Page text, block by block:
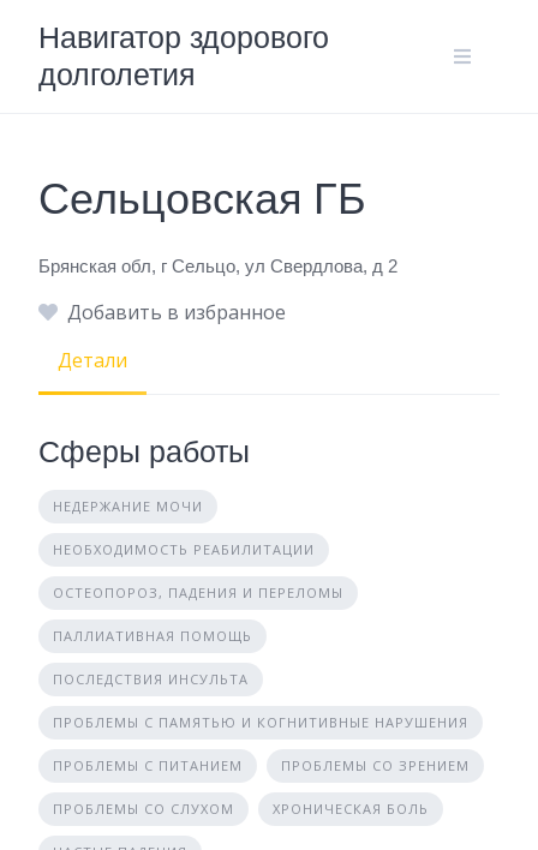
content
Навигатор здорового
долголетия
Сельцовская ГБ
Брянская обл, г Сельцо, ул Свердлова, д 2
Добавить в избранное
Детали
Сферы работы
НЕДЕРЖАНИЕ МОЧИ
НЕОБХОДИМОСТЬ РЕАБИЛИТАЦИИ
ОСТЕОПОРОЗ, ПАДЕНИЯ И ПЕРЕЛОМЫ
ПАЛЛИАТИВНАЯ ПОМОЩЬ
ПОСЛЕДСТВИЯ ИНСУЛЬТА
ПРОБЛЕМЫ С ПАМЯТЬЮ И КОГНИТИВНЫЕ НАРУШЕНИЯ
ПРОБЛЕМЫ С ПИТАНИЕМ ПРОБЛЕМЫ СО ЗРЕНИЕМ
ПРОБЛЕМЫ СО СЛУХОМ ХРОНИЧЕСКАЯ БОЛЬ